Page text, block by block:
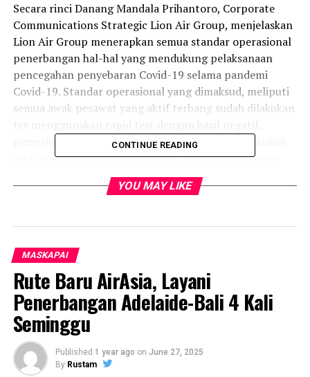
Secara rinci Danang Mandala Prihantoro, Corporate
Communications Strategic Lion Air Group, menjelaskan
Lion Air Group menerapkan semua standar operasional
penerbangan hal-hal yang mendukung pelaksanaan
pencegahan penyebaran Covid-19 selama pandemi
Covid-19. Standar operasional yang dimaksud, meliputi
semua awak pesawat yang aktif terbang sudah dilakukan
pemeriksaan kesehatan awak pesawat tetap dijalankan
sebelum penerbangan (pre-flight health check), guna
menentukan kondisi sehat serta laik terbang (airworthy
for flight).
CONTINUE READING
YOU MAY LIKE
MASKAPAI
Rute Baru AirAsia, Layani
Penerbangan Adelaide-Bali 4 Kali
Seminggu
Published 1 year ago on June 27, 2025
By Rustam